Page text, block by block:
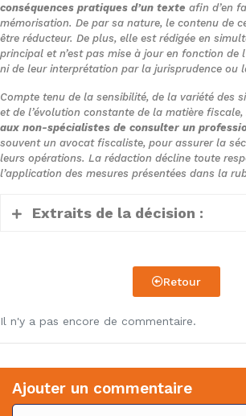
conséquences pratiques d’un texte afin d’en
mémorisation. De par sa nature, le contenu de
être réducteur. De plus, elle est rédigée en
principal et n’est pas mise à jour en fonction de
ni de leur interprétation par la jurisprudence ou
Compte tenu de la sensibilité, de la variété des
et de l’évolution constante de la matière fiscale,
aux non-spécialistes de consulter un
souvent un avocat fiscaliste, pour assurer la
leurs opérations. La rédaction décline toute
l’application des mesures présentées dans la
Extraits de la décision :
1. Il ressort des pièces du
au juge du fond que la société
Finances, soumise à l’impôt
sociétés, est associée à
de la société civile immobilière
Gatine, soumise au régime
Retour
Il n'y a pas encore de commentaire.
Ajouter un commentaire
C